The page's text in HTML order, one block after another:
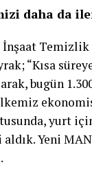
daha da
İnşaat
“Kısa
bugün
yurt
Yeni